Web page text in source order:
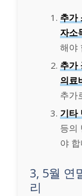
추가
자소
해야
추가
의료
추가
기타
등의
야
3, 5월 연
리